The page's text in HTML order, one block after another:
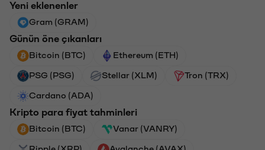
Yeni eklenenler
Gram (GRAM)
Günün öne çıkanları
Bitcoin (BTC) Ethereum (ETH)
PSG (PSG) Stellar (XLM) Tron (TRX)
Cardano (ADA)
Kripto para fiyat tahminleri
Bitcoin (BTC) Vanar (VANRY)